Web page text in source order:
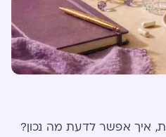
איך אפשר לדעת מה נכון?